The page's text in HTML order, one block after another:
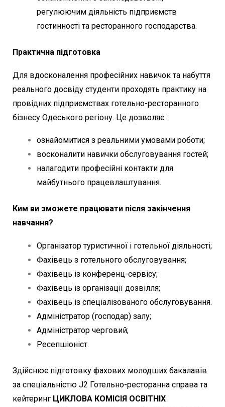
регулюючим діяльність підприємств
гостинності та ресторанного господарства.
Практична підготовка
Для вдосконалення професійних навичок та набуття
реального досвіду студенти проходять практику на
провідних підприємствах готельно-ресторанного
бізнесу Одеського регіону. Це дозволяє:
ознайомитися з реальними умовами роботи;
восконалити навички обслуговування гостей;
налагодити професійні контакти для
майбутнього працевлаштування.
Ким ви зможете працювати після закінчення
навчання?
Організатор туристичної і готельної діяльності;
Фахівець з готельного обслуговування;
Фахівець із конференц-сервісу;
Фахівець із організації дозвілля;
Фахівець із спеціалізованого обслуговування.
Адміністратор (господар) залу;
Адміністратор черговий;
Ресепшіоніст.
Здійснює підготовку фахових молодших бакалавів
за спеціальністю J2 Готельно-ресторанна справа та
кейтеринг ЦИКЛОВА КОМІСІЯ ОСВІТНІХ